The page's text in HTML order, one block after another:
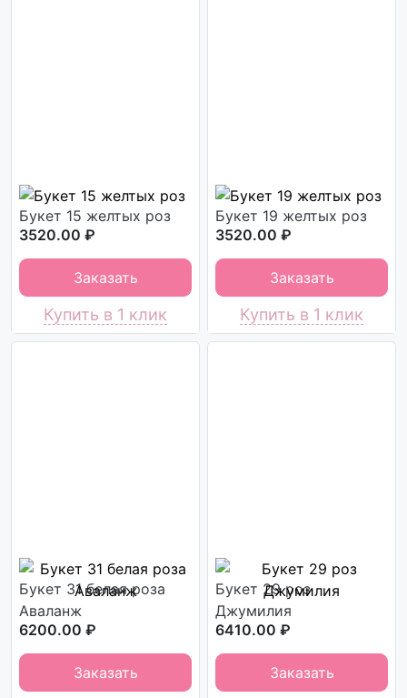
Букет 15 желтых роз
3520.00 ₽
Заказать
Купить в 1 клик
Букет 19 желтых роз
3520.00 ₽
Заказать
Купить в 1 клик
Букет 31 белая роза
Аваланж
6200.00 ₽
Заказать
Букет 29 роз
Джумилия
6410.00 ₽
Заказать